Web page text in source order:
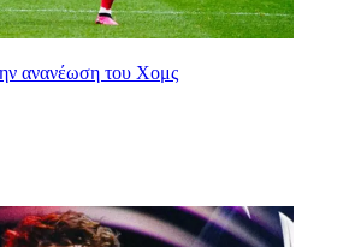
ανανέωση του Χομς